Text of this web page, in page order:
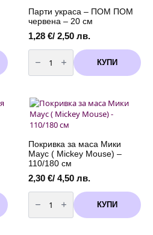
Мики
Маус
(Minnie
&
Mickey
Mouse)
Парти украса – ПОМ ПОМ
червена – 20 см
1,28 €/ 2,50 лв.
количество
за
Парти
украса
ПОМ
червена
20
см
КУПИ
Покривка за маса Мики
Маус ( Mickey Mouse) –
110/180 см
2,30 €/ 4,50 лв.
количество
за
Покривка
за
КУПИ